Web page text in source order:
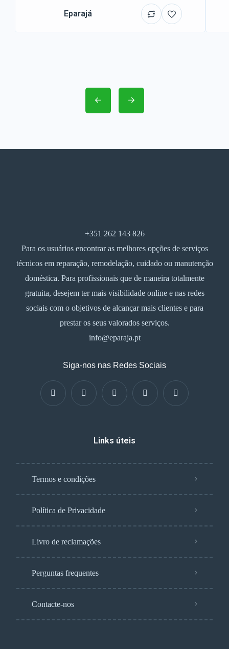
Eparajá
+351 262 143 826
Para os usuários encontrar as melhores opções de serviços
técnicos em reparação, remodelação, cuidado ou manutenção
doméstica. Para profissionais que de maneira totalmente
gratuita, desejem ter mais visibilidade online e nas redes
sociais com o objetivos de alcançar mais clientes e para
prestar os seus valorados serviços.
info@eparaja.pt
Siga-nos nas Redes Sociais
Links úteis
Termos e condições
Política de Privacidade
Livro de reclamações
Perguntas frequentes
Contacte-nos